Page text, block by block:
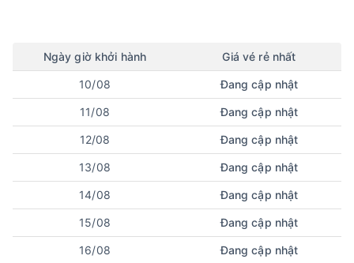
Ngày giờ khởi hành Giá vé rẻ nhất
10/08 Đang cập nhật
11/08 Đang cập nhật
12/08 Đang cập nhật
13/08 Đang cập nhật
14/08 Đang cập nhật
15/08 Đang cập nhật
16/08 Đang cập nhật